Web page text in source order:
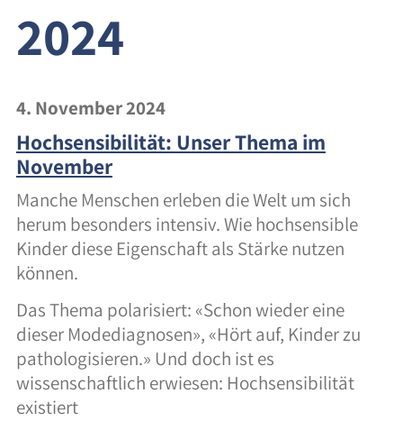
2024
4. November 2024
Hochsensibilität: Unser Thema im
November
Manche Menschen erleben die Welt um sich
herum besonders intensiv. Wie hochsensible
Kinder diese Eigenschaft als Stärke nutzen
können.
Das Thema polarisiert: «Schon wieder eine
dieser Modediagnosen», «Hört auf, Kinder zu
pathologisieren.» Und doch ist es
wissenschaftlich erwiesen: Hochsensibilität
existiert